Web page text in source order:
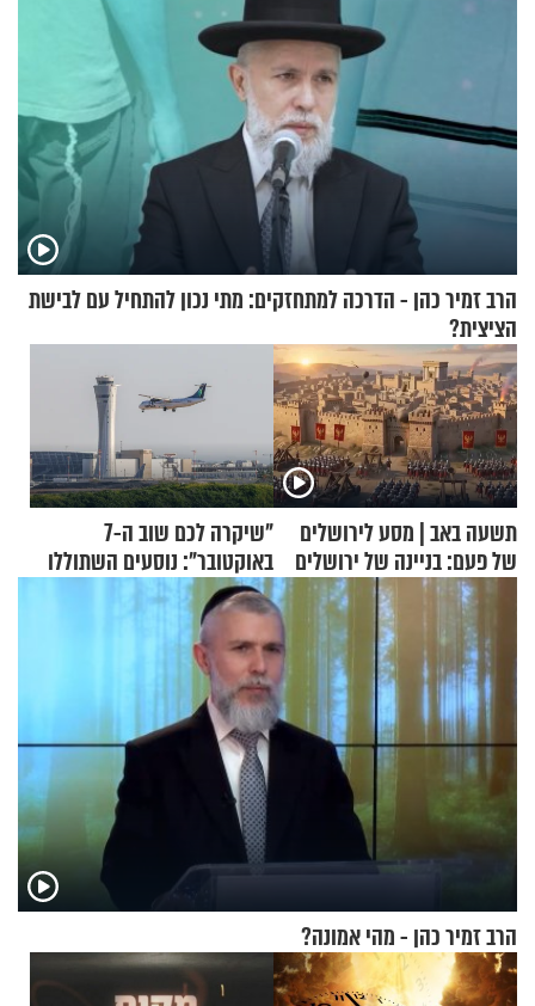
הרב זמיר כהן - הדרכה למתחזקים: מתי נכון להתחיל עם לבישת
הציצית?
תשעה באב | מסע לירושלים
של פעם: בניינה של ירושלים
"שיקרה לכם שוב ה-7
באוקטובר": נוסעים השתוללו
בטיסה לפרנקפורט ונעצרו
לאחר שתקפו שוטרים
הרב זמיר כהן - מהי אמונה?